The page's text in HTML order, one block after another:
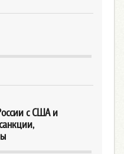
с США и